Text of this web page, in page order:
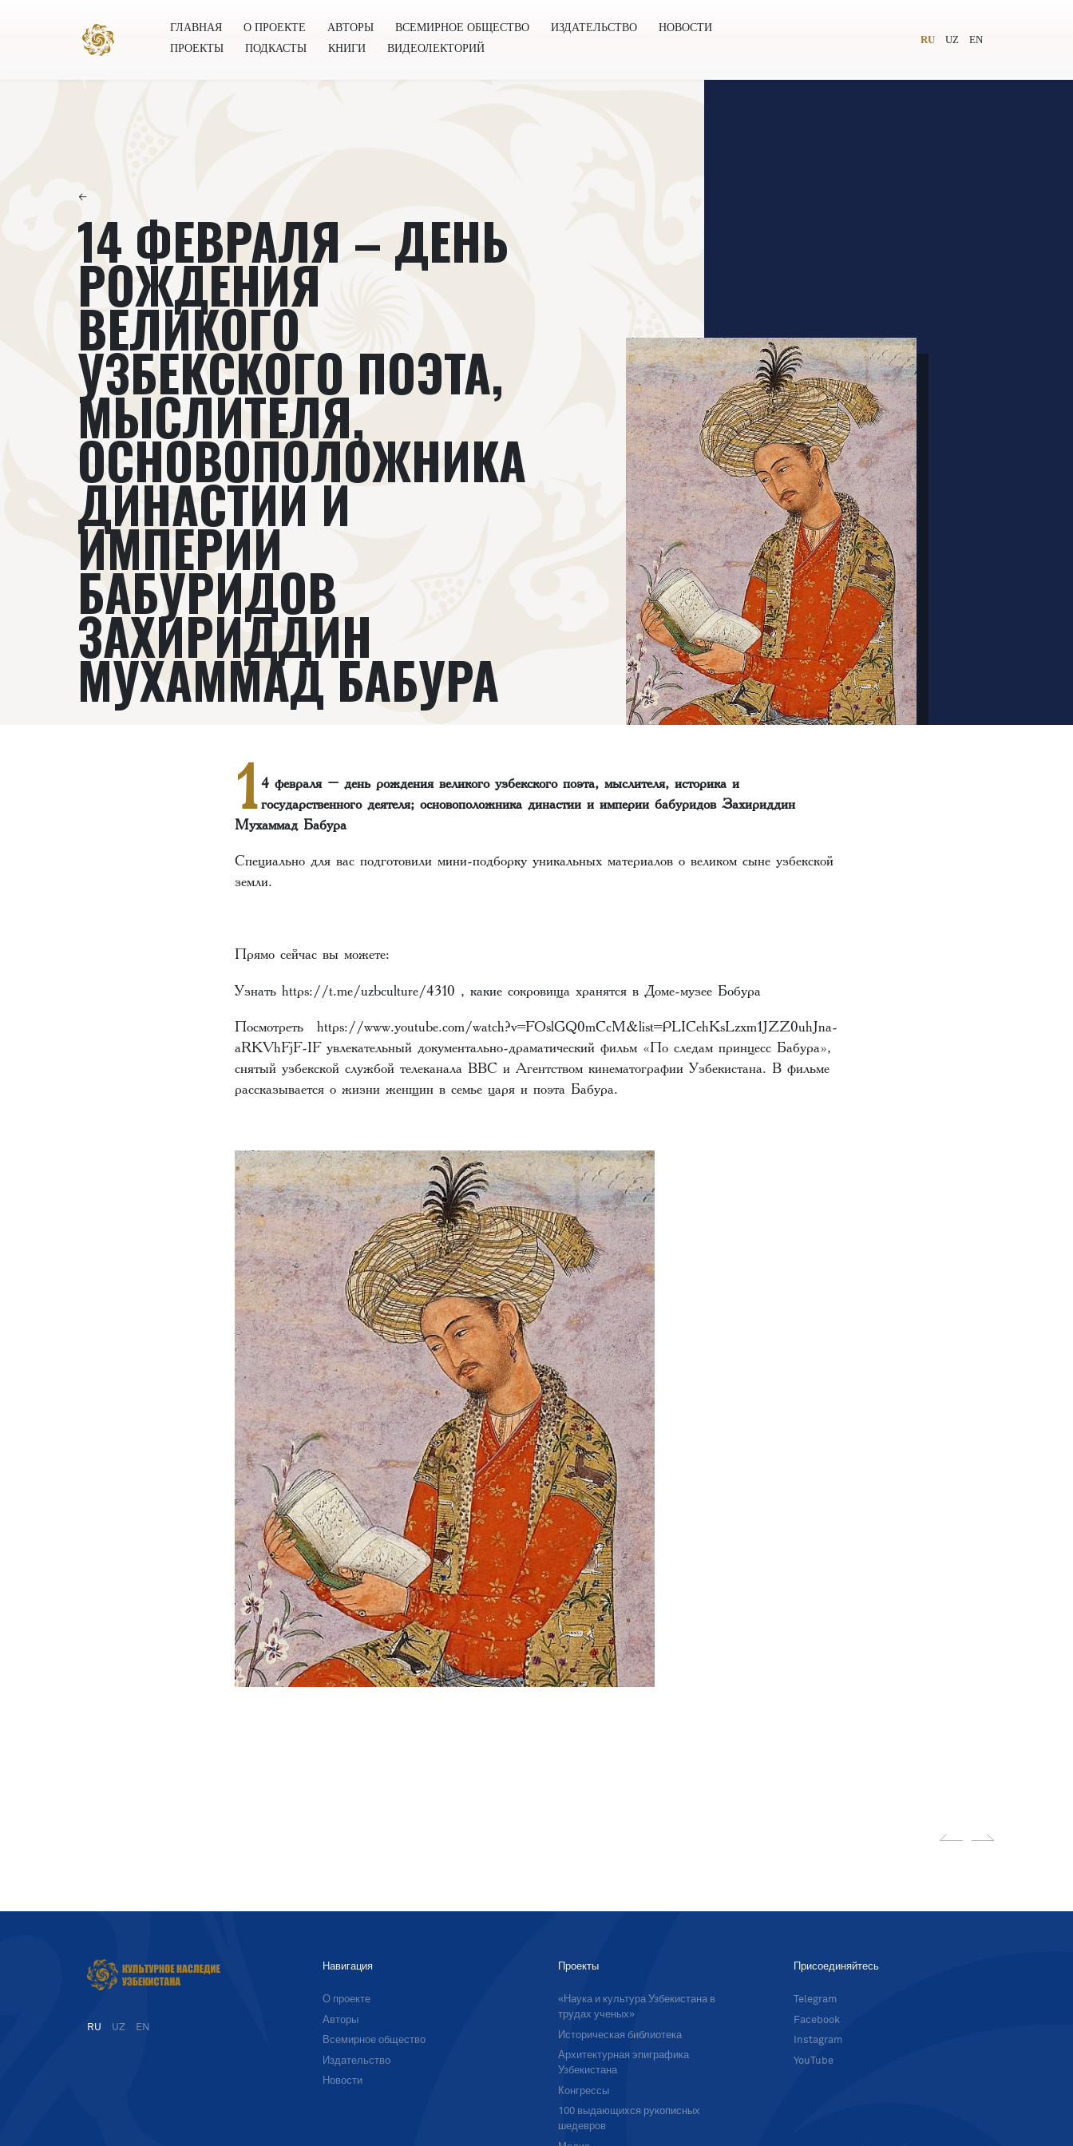
ГЛАВНАЯ О ПРОЕКТЕ АВТОРЫ ВСЕМИРНОЕ ОБЩЕСТВО ИЗДАТЕЛЬСТВО
НОВОСТИ
ПРОЕКТЫ
ПОДКАСТЫ КНИГИ ВИДЕОЛЕКТОРИЙ
RU UZ EN
←
14 ФЕВРАЛЯ – ДЕНЬ
РОЖДЕНИЯ
ВЕЛИКОГО
УЗБЕКСКОГО ПОЭТА,
МЫСЛИТЕЛЯ,
ОСНОВОПОЛОЖНИКА
ДИНАСТИИ И
ИМПЕРИИ
БАБУРИДОВ
ЗАХИРИДДИН
МУХАММАД БАБУРА
14 февраля – день рождения великого узбекского поэта, мыслителя, историка и
государственного деятеля; основоположника династии и империи бабуридов Захириддин
Мухаммад Бабура
Специально для вас подготовили мини-подборку уникальных материалов о великом сыне узбекской
земли.
Прямо сейчас вы можете:
Узнать https://t.me/uzbculture/4310 , какие сокровища хранятся в Доме-музее Бобура
Посмотреть https://www.youtube.com/watch?v=FOslGQ0mCcM&list=PLICehKsLzxm1JZZ0uhJna-
aRKVhFjF-IFувлекательный документально-драматический фильм «По следам принцесс Бабура»,
снятый узбекской службой телеканала BBC и Агентством кинематографии Узбекистана. В фильме
рассказывается о жизни женщин в семье царя и поэта Бабура.
RU UZ EN
Навигация
О проекте
Авторы
Всемирное общество
Издательство
Новости
Проекты
«Наука и культура Узбекистана в
трудах ученых»
Историческая библиотека
Архитектурная эпиграфика
Узбекистана
Конгрессы
100 выдающихся рукописных
шедевров
Присоединяйтесь
Telegram
Facebook
Instagram
YouTube